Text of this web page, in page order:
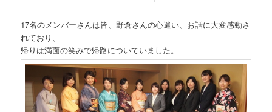
17名のメンバーさんは皆、野倉さんの心遣い、お話に大変感動さ
れており、
帰りは満面の笑みで帰路についていました。